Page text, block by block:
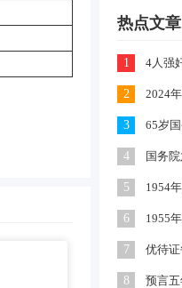
热点文章
1
2
3
4
5
6
7
8